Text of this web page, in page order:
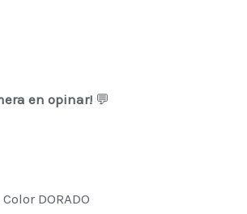
en opinar! 💬
DORADO